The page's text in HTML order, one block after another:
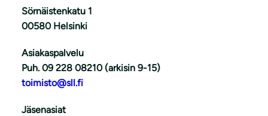
Sörnäistenkatu 1
00580 Helsinki
Asiakaspalvelu
Puh. 09 228 08210 (arkisin 9-15)
toimisto@sll.fi
Jäsenasiat